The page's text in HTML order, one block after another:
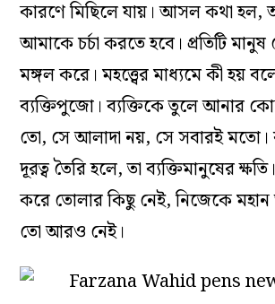
কারণে মিছিলে যায়। আসল কথা হল,
আমাকে চর্চা করতে হবে। প্রতিটি মানুষ
মঙ্গল করে। মহত্ত্বের মাধ্যমে কী হয়
ব্যক্তিপুজো। ব্যক্তিকে তুলে আনার
তো, সে আলাদা নয়, সে সবারই মতো।
দূরত্ব তৈরি হলে, তা ব্যক্তিমানুষের
করে তোলার কিছু নেই, নিজেকে মহান
তো আরও নেই।